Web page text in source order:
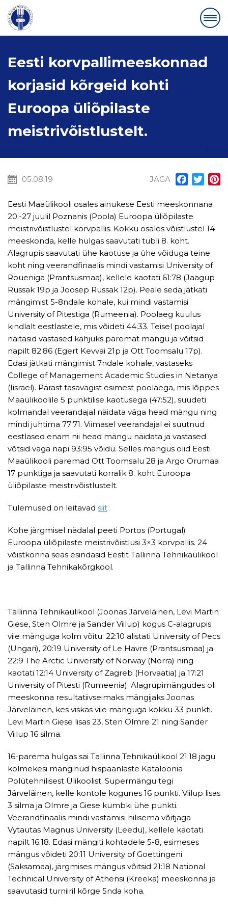
Eesti korvpallimeeskonnad
korjasid kõrgeid kohti
Euroopa üliõpilaste
meistrivõistlustelt.
05.08.19 JAGA Facebook
Eesti Maaülikooli osales ainukese Eesti meeskonnana
20.-27 juulil Poznanis (Poola) Euroopa üliõpilaste
meistrivõistlustel korvpallis. Kokku osales võistlustel 14
meeskonda, kelle hulgas saavutati tubli 8. koht.
Alagrupis saavutati ühe kaotuse ja ühe võiduga teine
koht ning veerandfinaalis mindi vastamisi University of
Roueniga (Prantsusmaa), kellele kaotati 61:78 (Jaagup
Russak 19p ja Joosep Russak 12p). Peale seda jätkati
mängimist 5-8ndale kohale, kui mindi vastamisi
University of Pitestiga (Rumeenia). Poolaeg kuulus
kindlalt eestlastele, mis võideti 44:33. Teisel poolajal
näitasid vastased kahjuks paremat mängu ja võitsid
napilt 82:86 (Egert Kevvai 21p ja Ott Toomsalu 17p).
Edasi jätkati mängimist 7ndale kohale, vastaseks
College of Management Academic Studies in Netanya
(Iisrael). Pärast tasavägist esimest poolaega, mis lõppes
Maaülikoolile 5 punktilise kaotusega (47:52), suudeti
kolmandal veerandajal näidata väga head mängu ning
mindi juhtima 77:71. Viimasel veerandajal ei suutnud
eestlased enam nii head mängu näidata ja vastased
võtsid väga napi 93:95 võidu. Selles mängus olid Eesti
Maaülikooli paremad Ott Toomsalu 28 ja Argo Orumaa
17 punktiga ja saavutati korralik 8. koht Euroopa
üliõpilaste meistrivõistlustelt.
Tulemused on leitavad siit
Kohe järgmisel nädalal peeti Portos (Portugal)
Euroopa üliõpilaste meistrivõistlusi 3×3 korvpallis. 24
võistkonna seas esindasid Eestit Tallinna Tehnikaülikool
ja Tallinna Tehnikakõrgkool.
Tallinna Tehnikaülikool (Joonas Järveläinen, Levi Martin
Giese, Sten Olmre ja Sander Viilup) kogus C-alagrupis
viie mänguga kolm võitu: 22:10 alistati University of Pecs
(Ungari), 20:19 University of Le Havre (Prantsusmaa) ja
22:9 The Arctic University of Norway (Norra) ning
kaotati 12:14 University of Zagreb (Horvaatia) ja 17:21
University of Pitesti (Rumeenia). Alagrupimängudes oli
meeskonna resultatiivseimaks mängijaks Joonas
Järveläinen, kes viskas viie mänguga kokku 33 punkti.
Levi Martin Giese lisas 23, Sten Olmre 21 ning Sander
Viilup 16 silma.
16-parema hulgas sai Tallinna Tehnikaülikool 21:18 jagu
kolmekesi mänginud hispaanlaste Kataloonia
Polütehnilisest Ülikoolist. Supermängu tegi
Järveläinen, kelle kontole kogunes 16 punkti. Viilup lisas
3 silma ja Olmre ja Giese kumbki ühe punkti.
Veerandfinaalis mindi vastamisi hilisema võitjaga
Vytautas Magnus University (Leedu), kellele kaotati
napilt 16:18. Edasi mängiti kohtadele 5-8, esimeses
mängus võideti 20:11 University of Goettingeni
(Saksamaa), järgmises mängus võitsid 21:18 National
Technical University of Athensi (Kreeka) meeskonna ja
saavutasid turniiril kõrge 5nda koha.